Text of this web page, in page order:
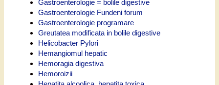
Gastroenterologie = bolile digestive
Gastroenterologie Fundeni forum
Gastroenterologie programare
Greutatea modificata in bolile digestive
Helicobacter Pylori
Hemangiomul hepatic
Hemoragia digestiva
Hemoroizii